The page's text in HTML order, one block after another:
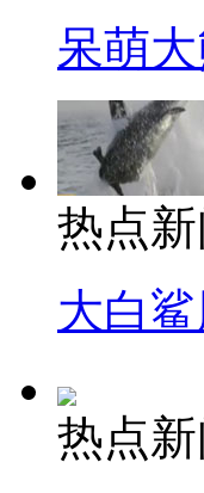
呆萌
热点新
大白
热点新